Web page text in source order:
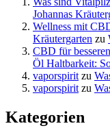
Johannas
Wellness mit
Kräutergarten zu
CBD für
Öl Haltbarkeit:
vaporspirit zu
vaporspirit zu
Kategorien